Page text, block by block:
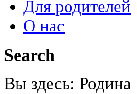
Для родителей
О нас
Search
Вы здесь: Родина